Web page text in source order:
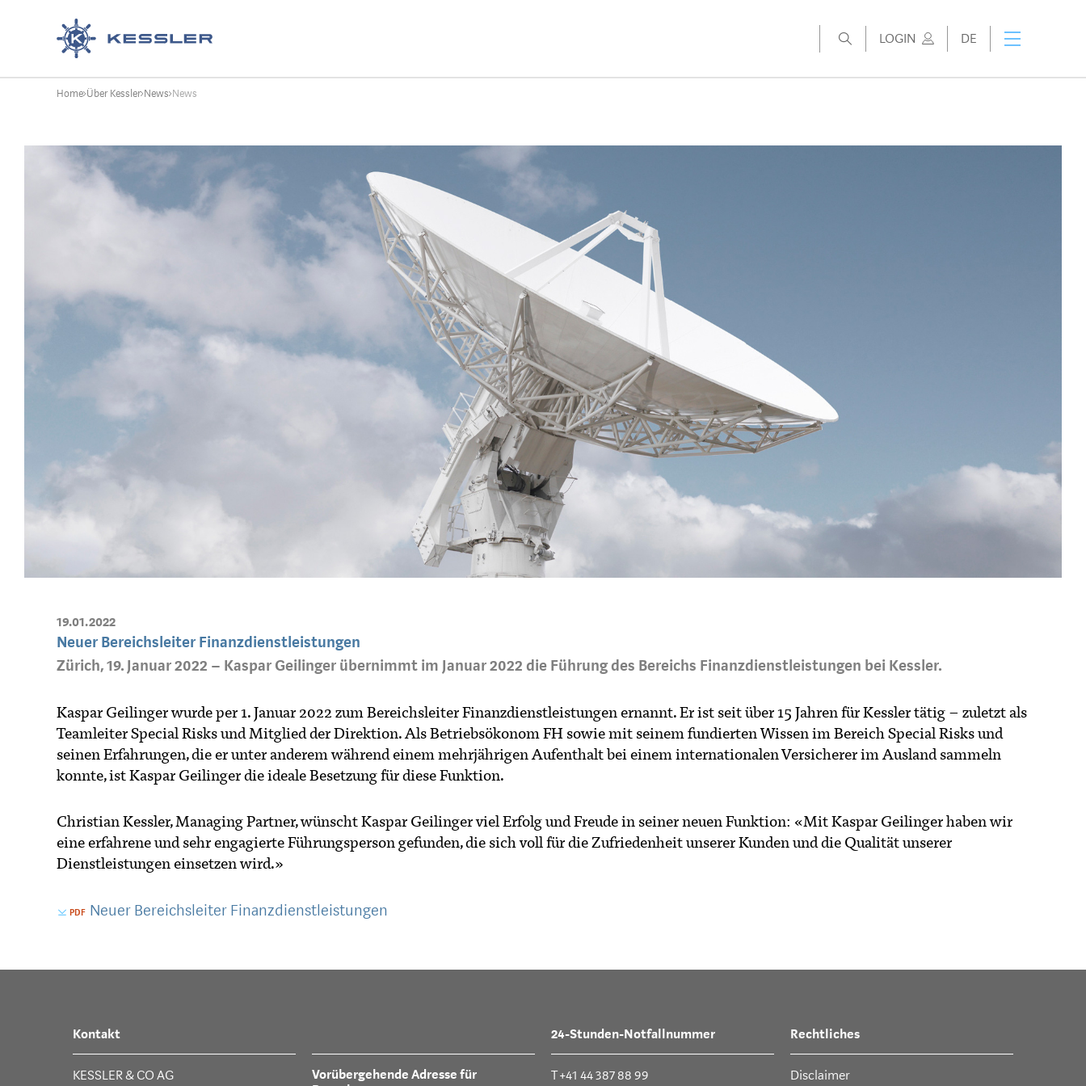
Kessler LOGIN DE
Home Über Kessler News News
19.01.2022
Neuer Bereichsleiter Finanzdienstleistungen
Zürich, 19. Januar 2022 – Kaspar Geilinger übernimmt im Januar 2022 die Führung des Bereichs Finanzdienstleistungen bei Kessler.
Kaspar Geilinger wurde per 1. Januar 2022 zum Bereichsleiter Finanzdienstleistungen ernannt. Er ist seit über 15 Jahren für Kessler tätig – zuletzt als
Teamleiter Special Risks und Mitglied der Direktion. Als Betriebsökonom FH sowie mit seinem fundierten Wissen im Bereich Special Risks und
seinen Erfahrungen, die er unter anderem während einem mehrjährigen Aufenthalt bei einem internationalen Versicherer im Ausland sammeln
konnte, ist Kaspar Geilinger die ideale Besetzung für diese Funktion.
Christian Kessler, Managing Partner, wünscht Kaspar Geilinger viel Erfolg und Freude in seiner neuen Funktion: «Mit Kaspar Geilinger haben wir
eine erfahrene und sehr engagierte Führungsperson gefunden, die sich voll für die Zufriedenheit unserer Kunden und die Qualität unserer
Dienstleistungen einsetzen wird.»
Neuer Bereichsleiter Finanzdienstleistungen
Kontakt
KESSLER & CO AG
Vorübergehende Adresse für
24-Stunden-Notfallnummer
T +41 44 387 88 99
Rechtliches
Disclaimer